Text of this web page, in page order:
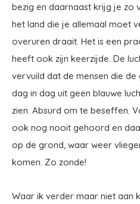
bezig en daarnaast krijg je zo
het land die je allemaal moet
overuren draait. Het is een
heeft ook zijn keerzijde. De
vervuild dat de mensen die
dag in dag uit geen blauwe
zien. Absurd om te beseffen.
ook nog nooit gehoord en
op de grond, waar weer
komen. Zo zonde!
Waar ik verder maar niet aan